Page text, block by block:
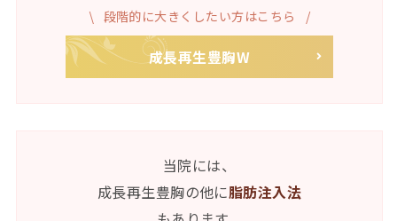
段階的に大きくしたい方はこちら
成長再生豊胸W
当院には、
成長再生豊胸の他に脂肪注入法